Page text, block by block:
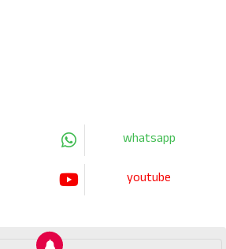
whatsapp
youtube